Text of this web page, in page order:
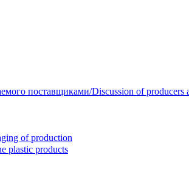
поставщиками/Discussion of producers
of production
plastic products